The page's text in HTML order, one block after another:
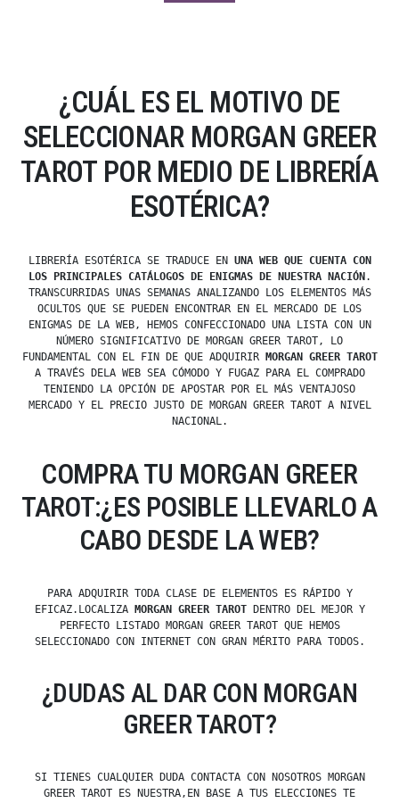
¿CUÁL ES EL MOTIVO DE
SELECCIONAR MORGAN GREER
TAROT POR MEDIO DE LIBRERÍA
ESOTÉRICA?
LIBRERÍA ESOTÉRICA SE TRADUCE EN UNA WEB QUE CUENTA CON
LOS PRINCIPALES CATÁLOGOS DE ENIGMAS DE NUESTRA NACIÓN .
TRANSCURRIDAS UNAS SEMANAS ANALIZANDO LOS ELEMENTOS MÁS
OCULTOS QUE SE PUEDEN ENCONTRAR EN EL MERCADO DE LOS
ENIGMAS DE LA WEB, HEMOS CONFECCIONADO UNA LISTA CON UN
NÚMERO SIGNIFICATIVO DE MORGAN GREER TAROT, LO
FUNDAMENTAL CON EL FIN DE QUE ADQUIRIR
MORGAN GREER TAROT
A TRAVÉS DELA WEB SEA CÓMODO Y FUGAZ PARA EL COMPRADO
TENIENDO LA OPCIÓN DE APOSTAR POR EL MÁS VENTAJOSO
MERCADO Y EL PRECIO JUSTO DE MORGAN GREER TAROT A NIVEL
NACIONAL.
COMPRA TU MORGAN GREER
TAROT:¿ES POSIBLE LLEVARLO A
CABO DESDE LA WEB?
PARA ADQUIRIR TODA CLASE DE ELEMENTOS ES RÁPIDO Y
EFICAZ.LOCALIZA
MORGAN GREER TAROTDENTRO DEL MEJOR Y
PERFECTO LISTADO MORGAN GREER TAROT QUE HEMOS
SELECCIONADO CON INTERNET CON GRAN MÉRITO PARA TODOS.
¿DUDAS AL DAR CON MORGAN
GREER TAROT?
SI TIENES CUALQUIER DUDA CONTACTA CON NOSOTROS MORGAN
GREER TAROT ES NUESTRA,EN BASE A TUS ELECCIONES TE